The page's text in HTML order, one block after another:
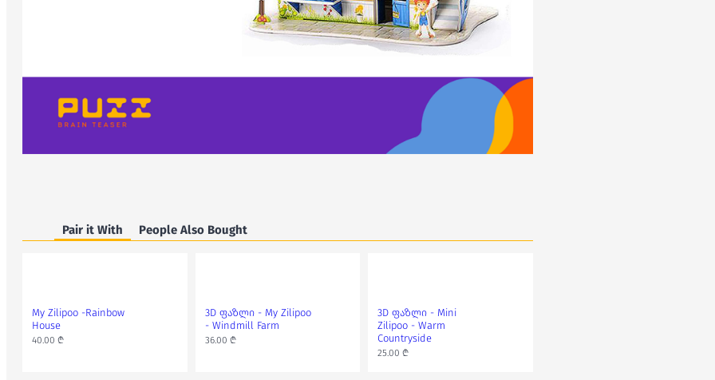
Pair it With People Also Bought
My Zilipoo -Rainbow
House
40.00 ₾
3D ფაზლი - My Zilipoo
- Windmill Farm
36.00 ₾
3D ფაზლი - Mini
Zilipoo - Warm
Countryside
25.00 ₾